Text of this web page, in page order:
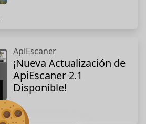
ApiEscaner
¡Nueva Actualización de
ApiEscaner 2.1
Disponible!